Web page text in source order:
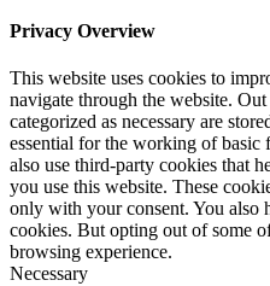
Privacy Overview
This website uses cookies to
navigate through the website.
categorized as necessary are
essential for the working of basic
also use third-party cookies that
you use this website. These
only with your consent. You also
cookies. But opting out of some
browsing experience.
Necessary